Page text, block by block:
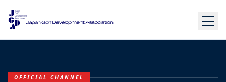
OFFICIAL CHANNEL